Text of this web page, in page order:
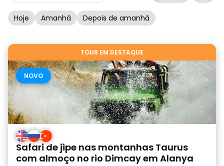
Hoje Amanhã Depois de amanhã
TOUR EM DESTAQUE
NOVO
Safari de jipe nas montanhas Taurus
com almoço no rio Dimcay em Alanya